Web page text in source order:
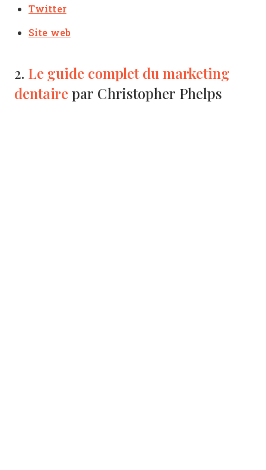
Twitter
Site web
2. Le guide complet du marketing
dentaire par Christopher Phelps